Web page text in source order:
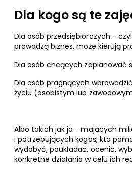
Dla kogo są te
Dla osób przedsiębiorczych -
prowadzą biznes, może kierują
Dla osób chcących zaplanować
Dla osób pragnących
życiu (osobistym lub
Albo takich jak ja - mających
i potrzebujących kogoś, kto
wydobyć, poukładać, ocenić,
konkretne działania w celu ich